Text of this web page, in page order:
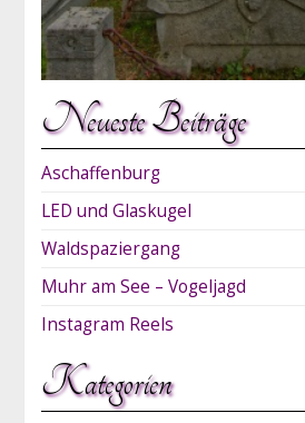
Neueste Beiträge
Aschaffenburg
LED und Glaskugel
Waldspaziergang
Muhr am See – Vogeljagd
Instagram Reels
Kategorien